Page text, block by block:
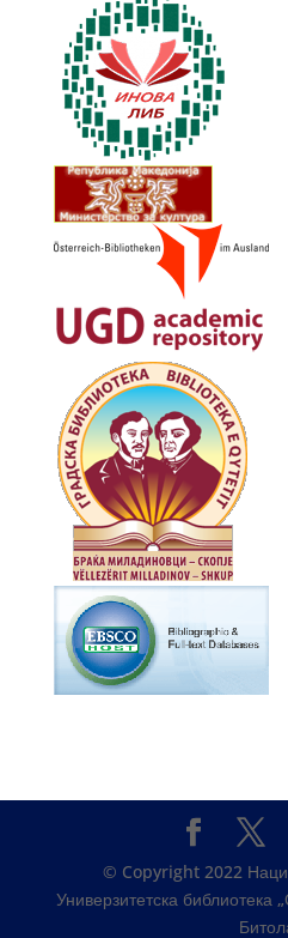
© Copyright 2022
Универзитетска библиотека